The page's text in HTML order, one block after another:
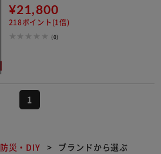
¥21,800
218ポイント(1倍)
(0)
1
防災・DIY ブランドから選ぶ